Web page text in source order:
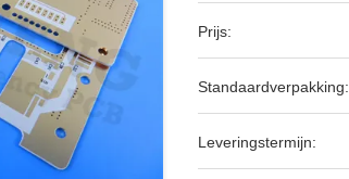
Prijs:
Standaardverpakking:
Leveringstermijn: